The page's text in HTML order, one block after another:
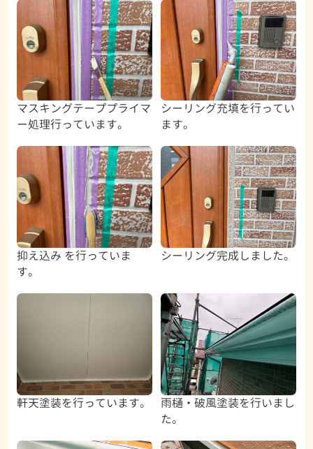
マスキングテーププライマ
ー処理行っています。
シーリング充填を行ってい
ます。
抑え込み を行っていま
す。
シーリング完成しました。
軒天塗装を行っています。
雨樋・破風塗装を行いまし
た。